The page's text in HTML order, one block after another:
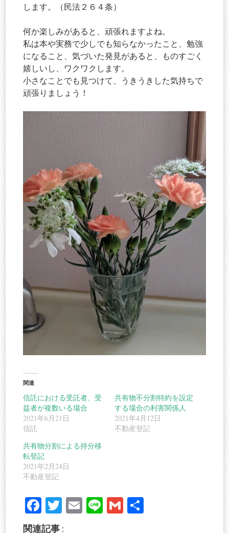
します。（民法２６４条）
何か楽しみがあると、頑張れますよね。
私は本や実務で少しでも知らなかったこと、勉強
になること、気づいた発見があると、ものすごく
嬉しいし、ワクワクします。
小さなことでも見つけて、うきうきした気持ちで
頑張りましょう！
関連
信託における受託者、受
益者が複数いる場合
2021年6月21日
信託
共有物不分割特約を設定
する場合の利害関係人
2021年4月12日
不動産登記
共有物分割による持分移
転登記
2021年2月24日
不動産登記
Fa
ce
T
wi
E Li G
関連記事 :